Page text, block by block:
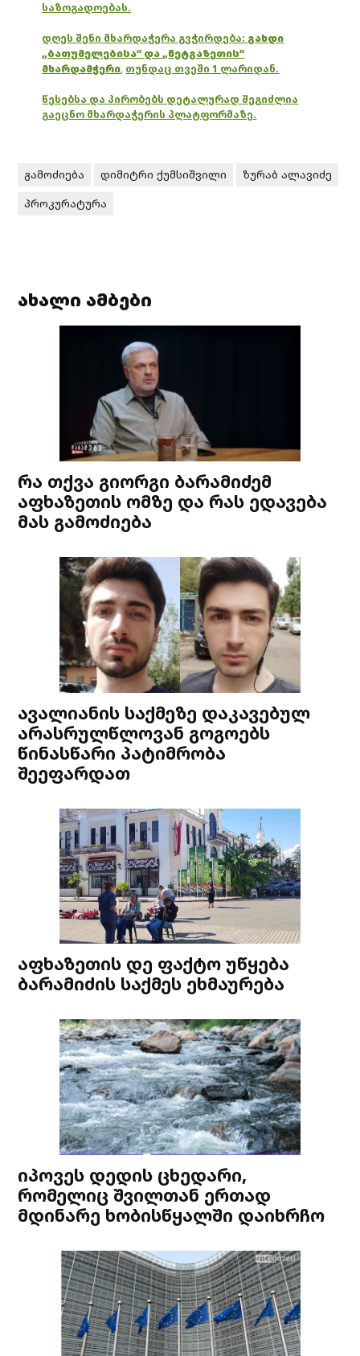
საზოგადოებას.
დღეს შენი მხარდაჭერა გვჭირდება: გახდი
„ბათუმელებისა“ და „ნეტგაზეთის“
მხარდამჭერი, თუნდაც თვეში 1 ლარიდან.
წესებსა და პირობებს დეტალურად შეგიძლია
გაეცნო მხარდაჭერის პლატფორმაზე.
გამოძიება დიმიტრი ქუმსიშვილი
ზურაბ ალავიძე
პროკურატურა
ახალი ამბები
რა თქვა გიორგი ბარამიძემ
აფხაზეთის ომზე და რას ედავება
მას გამოძიება
ავალიანის საქმეზე დაკავებულ
არასრულწლოვან გოგოებს
წინასწარი პატიმრობა
შეეფარდათ
აფხაზეთის დე ფაქტო უწყება
ბარამიძის საქმეს ეხმაურება
იპოვეს დედის ცხედარი,
რომელიც შვილთან ერთად
მდინარე ხობისწყალში დაიხრჩო